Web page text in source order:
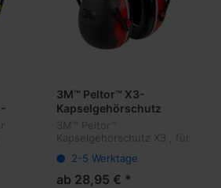
3M™ Peltor™ X3-
Kapselgehörschutz
Helmmontage
3M™ Peltor™
Kapselgehörschutz X3 , für
2-5 Werktage
ab 28,95 € *